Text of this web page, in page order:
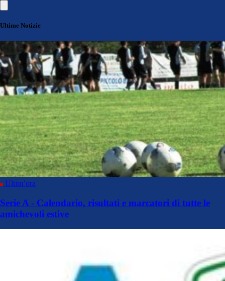
Ultime Notizie
Ultim’ora
Serie A - Calendario, risultati e marcatori di tutte le
amichevoli estive